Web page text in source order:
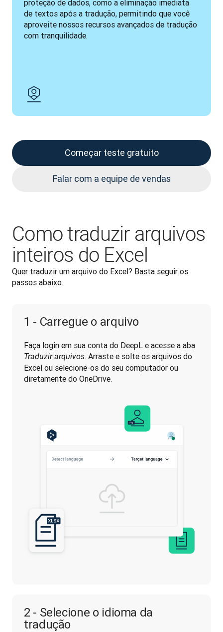
proteção de dados, como a eliminação imediata
de textos após a tradução, permitindo que você
aproveite nossos recursos avançados de tradução
com tranquilidade.
Começar teste gratuito
Falar com a equipe de vendas
Como traduzir arquivos
inteiros do Excel
Quer traduzir um arquivo do Excel? Basta seguir os
passos abaixo.
1 - Carregue o arquivo
Traduzir arquivos. Arraste e solte os arquivos do
Excel ou selecione-os do seu computador ou
diretamente do OneDrive.
2 - Selecione o idioma da
tradução